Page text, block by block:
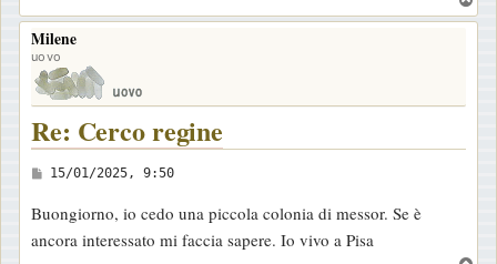
a
g
g
i
o
o
Milene
uovo
Re: Cerco regine
M
s
s
15/01/2025, 9:50
Buongiorno, io cedo una piccola colonia di messor. Se è
ancora interessato mi faccia sapere. Io vivo a Pisa